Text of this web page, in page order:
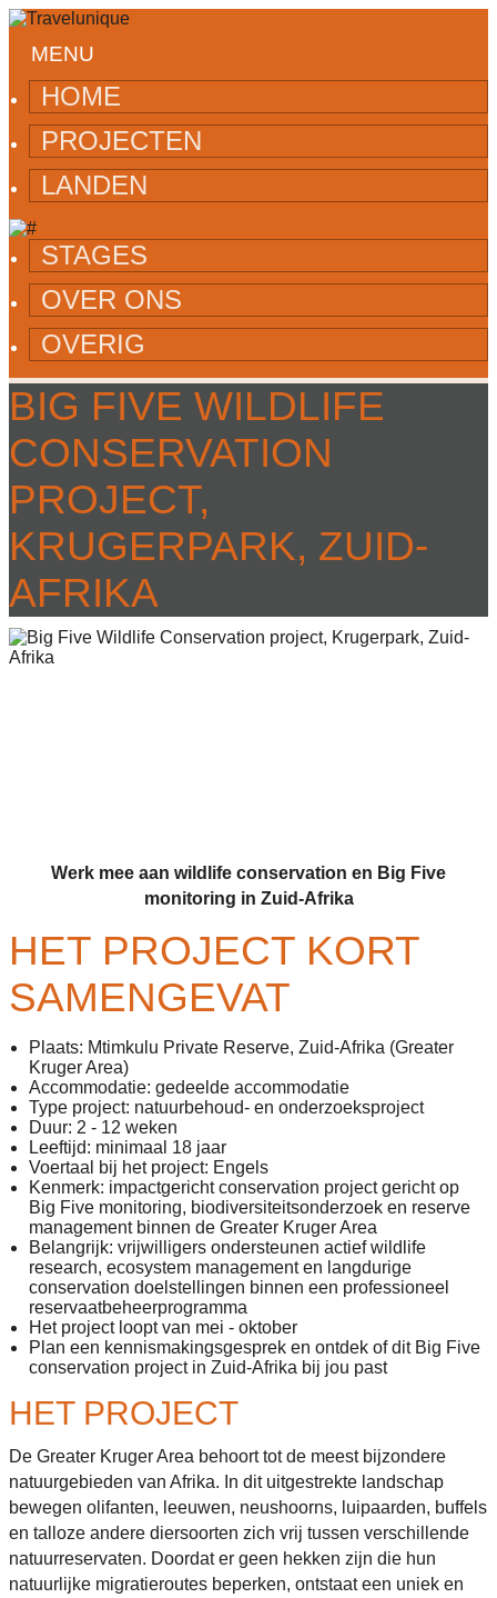
MENU
HOME
PROJECTEN
LANDEN
STAGES
OVER ONS
OVERIG
BIG FIVE WILDLIFE
CONSERVATION
PROJECT,
KRUGERPARK, ZUID-
AFRIKA
Werk mee aan wildlife conservation en Big Five
monitoring in Zuid-Afrika
HET PROJECT KORT
SAMENGEVAT
Plaats: Mtimkulu Private Reserve, Zuid-Afrika (Greater
Kruger Area)
Accommodatie: gedeelde accommodatie
Type project: natuurbehoud- en onderzoeksproject
Duur: 2 - 12 weken
Leeftijd: minimaal 18 jaar
Voertaal bij het project: Engels
Kenmerk: impactgericht conservation project gericht op
Big Five monitoring, biodiversiteitsonderzoek en reserve
management binnen de Greater Kruger Area
Belangrijk: vrijwilligers ondersteunen actief wildlife
research, ecosystem management en langdurige
conservation doelstellingen binnen een professioneel
reservaatbeheerprogramma
Het project loopt van mei - oktober
Plan een kennismakingsgesprek en ontdek of dit Big Five
conservation project in Zuid-Afrika bij jou past
HET PROJECT
De Greater Kruger Area behoort tot de meest bijzondere
natuurgebieden van Afrika. In dit uitgestrekte landschap
bewegen olifanten, leeuwen, neushoorns, luipaarden, buffels
en talloze andere diersoorten zich vrij tussen verschillende
natuurreservaten. Doordat er geen hekken zijn die hun
natuurlijke migratieroutes beperken, ontstaat een uniek en